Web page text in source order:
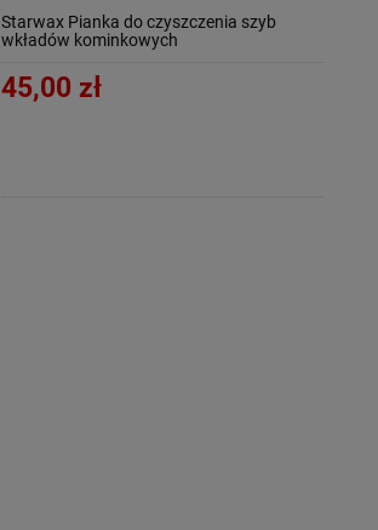
Starwax Pianka do czyszczenia szyb
wkładów kominkowych
45,00 zł